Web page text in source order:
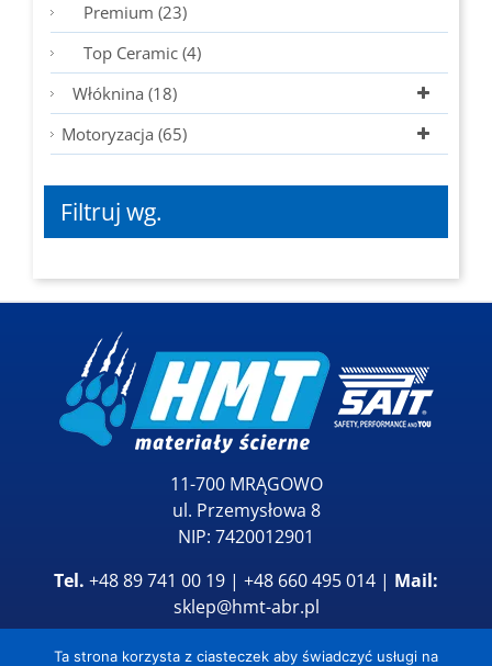
Premium (23)
Top Ceramic (4)
Włóknina (18)
Motoryzacja (65)
Filtruj wg.
11-700 MRĄGOWO
ul. Przemysłowa 8
NIP: 7420012901
Tel. +48 89 741 00 19 | +48 660 495 014 | Mail:
sklep@hmt-abr.pl
Ta strona korzysta z ciasteczek aby świadczyć usługi na